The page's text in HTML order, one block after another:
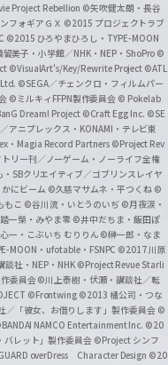
Project Rebellion ©矢吹健太朗・長谷
フォギアＧＸ ©2015 プロジェクトラブ
©2015 ひろやまひろし・TYPE-MOON
美子・小学館／NHK・NEP・ShoPro ©
©VisualArt's/Key/Rewrite Project ©ATL
©SEGA／チェンクロ・フィルムパー
©ミルキィFFPN製作委員会 © Pokelab
Dream! Project ©Craft Egg Inc. ©SE
アニプレックス・KONAMI・テレビ東
・Magia Record Partners ©Project Rev
リー刊／ノーゲーム・ノーライフ全権
SBクリエイティブ／ゴブリンスレイヤ
にビーム ©久慈マサムネ・平つくね ©
もこ ©谷川流・いとうのいぢ ©月夜涙・
一榮・みやま零 ©井中だちま・飯田ぽ
一・こぶいち むりりん ©榊一郎・なま
MOON・ufotable・FSNPC ©2017 川原
談社・NEP・NHK ©Project Revue Starli
委員会©川上泰樹・伏瀬・講談社／転
©Frontwing ©2013 橘公司・つな
／「彼女、お借りします」製作委員会 ©
NAMCO Entertainment Inc. ©20
レット」製作委員会 ©Project シンフ
overDress Character Design ©20